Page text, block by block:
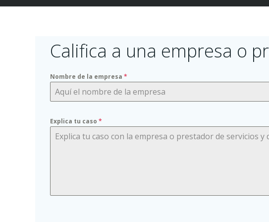
Califica a una empresa o
Nombre de la empresa *
Explica tu caso *